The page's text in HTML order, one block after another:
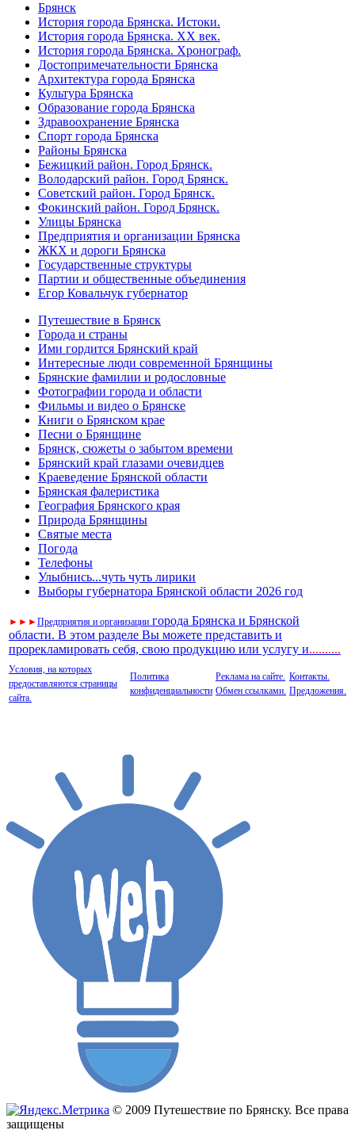
Брянск
История города Брянска. Истоки.
История города Брянска. XX век.
История города Брянска. Хронограф.
Достопримечательности Брянска
Архитектура города Брянска
Культура Брянска
Образование города Брянска
Здравоохранение Брянска
Спорт города Брянска
Районы Брянска
Бежицкий район. Город Брянск.
Володарский район. Город Брянск.
Советский район. Город Брянск.
Фокинский район. Город Брянск.
Улицы Брянска
Предприятия и организации Брянска
ЖКХ и дороги Брянска
Государственные структуры
Партии и общественные объединения
Егор Ковальчук губернатор
Путешествие в Брянск
Города и страны
Ими гордится Брянский край
Интересные люди современной Брянщины
Брянские фамилии и родословные
Фотографии города и области
Фильмы и видео о Брянске
Книги о Брянском крае
Песни о Брянщине
Брянск, сюжеты о забытом времени
Брянский край глазами очевидцев
Краеведение Брянской области
Брянская фалеристика
География Брянского края
Природа Брянщины
Святые места
Погода
Телефоны
Улыбнись...чуть чуть лирики
Выборы губернатора Брянской области 2026 год
► ► ►Предприятия и организации города Брянска и Брянской
области. В этом разделе Вы можете представить и
прорекламировать себя, свою продукцию или услугу и..........
Условия, на которых
предоставляются страницы
сайта.
Политика
конфиденциальности
Реклама на сайте.
Обмен ссылками.
Контакты.
Предложения.
© 2009 Путешествие по Брянску. Все права
защищены